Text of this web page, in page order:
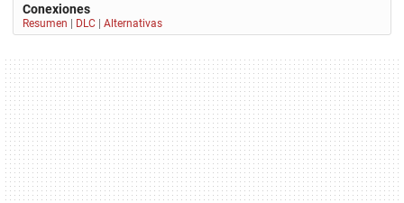
Conexiones
Resumen DLC Alternativas